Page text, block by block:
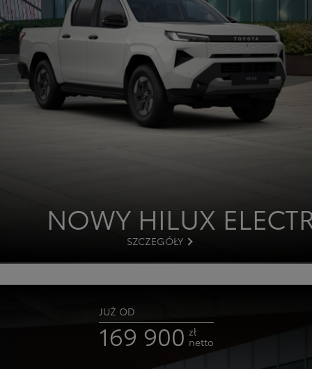
NOWY HILUX
SZCZEGÓŁY
JUŻ OD
169 900 zł
netto